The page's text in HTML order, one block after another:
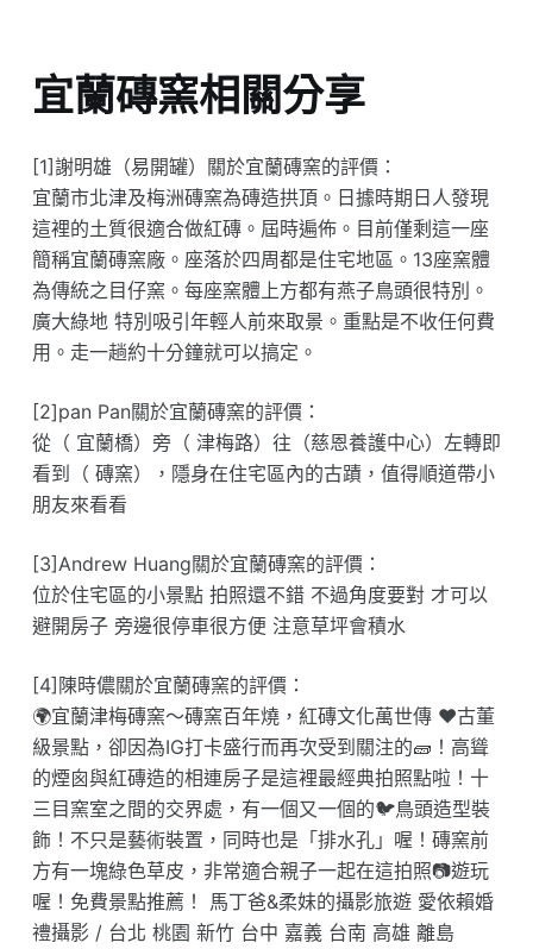
宜蘭磚窯相關分享
[1]謝明雄（易開罐）關於宜蘭磚窯的評價：
宜蘭市北津及梅洲磚窯為磚造拱頂。日據時期日人發現
這裡的土質很適合做紅磚。屆時遍佈。目前僅剩這一座
簡稱宜蘭磚窯廠。座落於四周都是住宅地區。13座窯體
為傳統之目仔窯。每座窯體上方都有燕子鳥頭很特別。
廣大綠地 特別吸引年輕人前來取景。重點是不收任何費
用。走一趟約十分鐘就可以搞定。
[2]pan Pan關於宜蘭磚窯的評價：
從（ 宜蘭橋）旁（ 津梅路）往（慈恩養護中心）左轉即
看到（ 磚窯），隱身在住宅區內的古蹟，值得順道帶小
朋友來看看
[3]Andrew Huang關於宜蘭磚窯的評價：
位於住宅區的小景點 拍照還不錯 不過角度要對 才可以
避開房子 旁邊很停車很方便 注意草坪會積水
[4]陳時儂關於宜蘭磚窯的評價：
🌍宜蘭津梅磚窯～磚窯百年燒，紅磚文化萬世傳 ❤️古董
級景點，卻因為IG打卡盛行而再次受到關注的🧱！高聳
的煙囪與紅磚造的相連房子是這裡最經典拍照點啦！十
三目窯室之間的交界處，有一個又一個的🐦鳥頭造型裝
飾！不只是藝術裝置，同時也是「排水孔」喔！磚窯前
方有一塊綠色草皮，非常適合親子一起在這拍照📷遊玩
喔！免費景點推薦！ 馬丁爸&柔妹的攝影旅遊 愛依賴婚
禮攝影 / 台北 桃園 新竹 台中 嘉義 台南 高雄 離島